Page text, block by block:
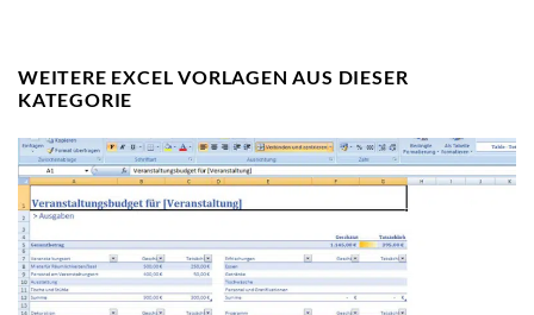
WEITERE EXCEL VORLAGEN AUS DIESER
KATEGORIE